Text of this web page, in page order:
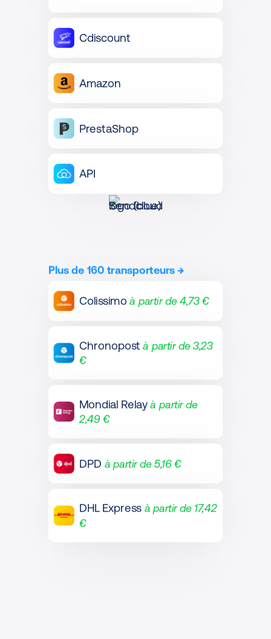
Cdiscount
Amazon
PrestaShop
API
Plus de 160 transporteurs→
Colissimoà partir de 4,73 €
Chronopostà partir de 3,23
€
Mondial Relayà partir de
2,49 €
DPD à partir de 5,16 €
DHL Express à partir de 17,42
€